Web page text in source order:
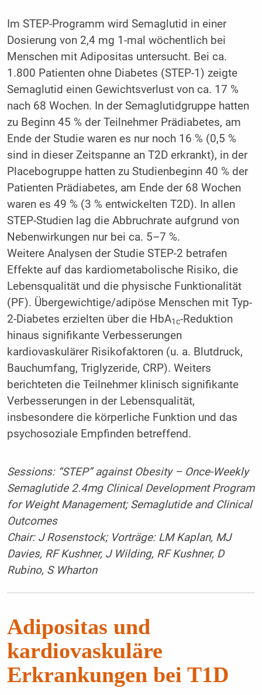
Im STEP-Programm wird Semaglutid in einer
Dosierung von 2,4 mg 1-mal wöchentlich bei
Menschen mit Adipositas untersucht. Bei ca.
1.800 Patienten ohne Diabetes (STEP-1) zeigte
Semaglutid einen Gewichtsverlust von ca. 17 %
nach 68 Wochen. In der Semaglutidgruppe hatten
zu Beginn 45 % der Teilnehmer Prädiabetes, am
Ende der Studie waren es nur noch 16 % (0,5 %
sind in dieser Zeitspanne an T2D erkrankt), in der
Placebogruppe hatten zu Studienbeginn 40 % der
Patienten Prädiabetes, am Ende der 68 Wochen
waren es 49 % (3 % entwickelten T2D). In allen
STEP-Studien lag die Abbruchrate aufgrund von
Nebenwirkungen nur bei ca. 5–7 %.
Weitere Analysen der Studie STEP-2 betrafen
Effekte auf das kardiometabolische Risiko, die
Lebensqualität und die physische Funktionalität
(PF). Übergewichtige/adipöse Menschen mit Typ-
2-­Diabetes erzielten über die HbA1c-Reduktion
hinaus signifikante Verbesserungen
kardiovaskulärer Risikofaktoren (u. a. Blutdruck,
Bauchumfang, Triglyzeride, CRP). Weiters
berichteten die Teilnehmer klinisch signifikante
Verbesserungen in der Lebensqualität,
insbesondere die körperliche Funktion und das
psychosoziale Empfinden betreffend.
Sessions: “STEP” against Obesity – Once-Weekly
Semaglutide 2.4mg Clinical Development Program
for Weight Management; Semaglutide and Clinical
Outcomes
Chair: J Rosenstock; Vorträge: LM Kaplan, MJ
Davies, RF Kushner, J Wilding, RF Kushner, D
Rubino, S Wharton
Adipositas und
kardiovaskuläre
Erkrankungen bei T1D